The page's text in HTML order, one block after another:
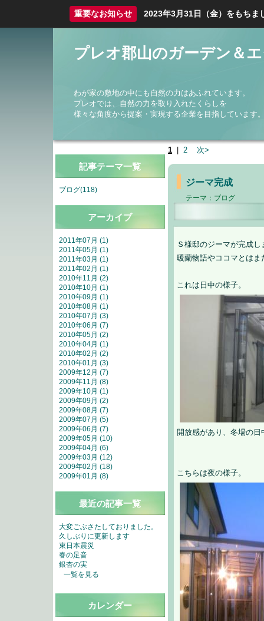
重要なお知らせ 2023年3月31日（金）をもちま
プレオ郡山のガーデン＆
わが家の敷地の中にも自然の力はあふれています。
プレオでは、自然の力を取り入れたくらしを
様々な角度から提案・実現する企業を目指しています
1 2 次>
ジーマ完成
テーマ： ブログ
Ｓ様邸のジーマが完成し
暖蘭物語やココマとは
これは日中の様子。
開放感があり、冬場の
こちらは夜の様子。
記事テーマ一覧
ブログ(118)
アーカイブ
2011年07月 (1)
2011年05月 (1)
2011年03月 (1)
2011年02月 (1)
2010年11月 (2)
2010年10月 (1)
2010年09月 (1)
2010年08月 (1)
2010年07月 (3)
2010年06月 (7)
2010年05月 (2)
2010年04月 (1)
2010年02月 (2)
2010年01月 (3)
2009年12月 (7)
2009年11月 (8)
2009年10月 (1)
2009年09月 (2)
2009年08月 (7)
2009年07月 (5)
2009年06月 (7)
2009年05月 (10)
2009年04月 (6)
2009年03月 (12)
2009年02月 (18)
2009年01月 (8)
最近の記事一覧
大変ごぶさたしておりました。
久しぶりに更新します
東日本震災
春の足音
銀杏の実
一覧を見る
カレンダー